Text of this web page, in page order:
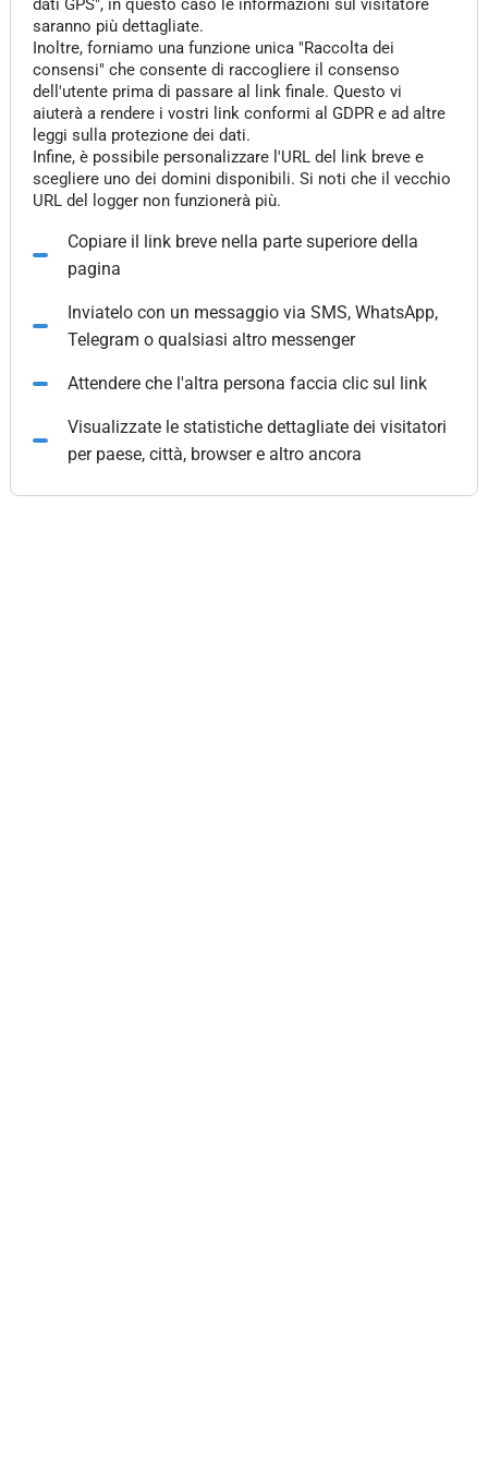
dati GPS", in questo caso le informazioni sul visitatore
saranno più dettagliate.
Inoltre, forniamo una funzione unica "Raccolta dei
consensi" che consente di raccogliere il consenso
dell'utente prima di passare al link finale. Questo vi
aiuterà a rendere i vostri link conformi al GDPR e ad altre
leggi sulla protezione dei dati.
Infine, è possibile personalizzare l'URL del link breve e
scegliere uno dei domini disponibili. Si noti che il vecchio
URL del logger non funzionerà più.
Copiare il link breve nella parte superiore della
pagina
Inviatelo con un messaggio via SMS, WhatsApp,
Telegram o qualsiasi altro messenger
Attendere che l'altra persona faccia clic sul link
Visualizzate le statistiche dettagliate dei visitatori
per paese, città, browser e altro ancora